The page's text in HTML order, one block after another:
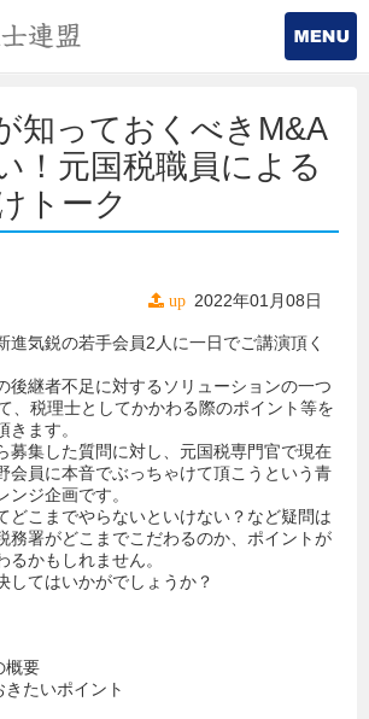
知っておくべきM&A
！元国税職員による
トーク
up 2022年01月08日
進気鋭の若手会員2人に一日でご講演頂く
後継者不足に対するソリューションの一つ
、税理士としてかかわる際のポイント等を
ます。
募集した質問に対し、元国税専門官で現在
会員に本音でぶっちゃけて頂こうという青
ジ企画です。
どこまでやらないといけない？など疑問は
務署がどこまでこだわるのか、ポイントが
かもしれません。
してはいかがでしょうか？
概要
たいポイント